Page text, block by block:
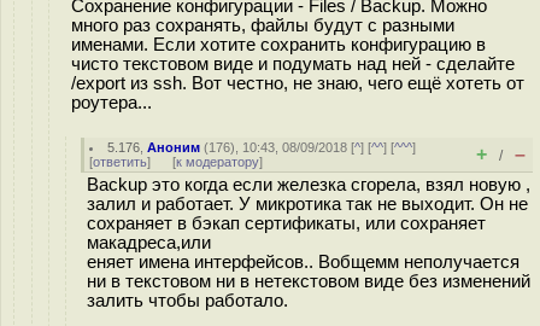
Сохранение конфигурации - Files / Backup. Можно
много раз сохранять, файлы будут с разными
именами. Если хотите сохранить конфигурацию в
чисто текстовом виде и подумать над ней - сделайте
/export из ssh. Вот честно, не знаю, чего ещё хотеть от
роутера...
5.176 ,Аноним (176), 10:43, 08/09/2018 [^] [^^] [^^^]
[ответить] [к модератору] + / –
Backup это когда если железка сгорела, взял новую ,
залил и работает. У микротика так не выходит. Он не
сохраняет в бэкап сертификаты, или сохраняет
макадреса,или
еняет имена интерфейсов.. Вобщемм неполучается
ни в текстовом ни в нетекстовом виде без изменений
залить чтобы работало.